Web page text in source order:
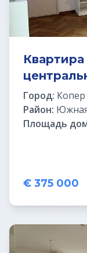
Город: Копер
Район:
Площадь
€ 375 000